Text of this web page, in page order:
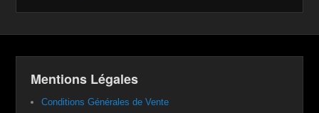
Mentions Légales
Conditions Générales de Vente